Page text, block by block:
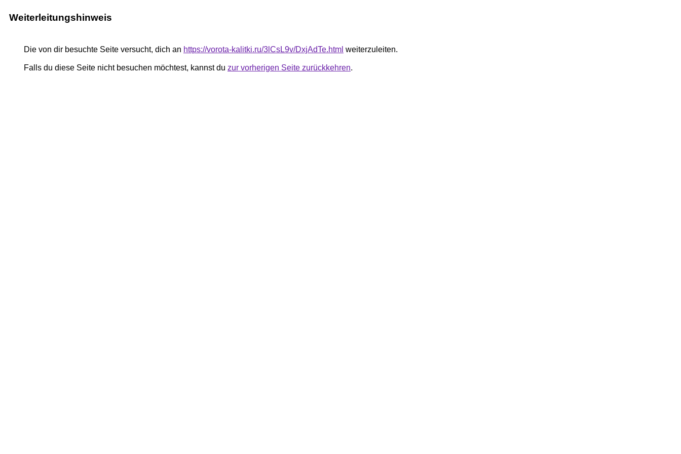
Weiterleitungshinweis
Die von dir besuchte Seite versucht, dich an https://vorota-kalitki.ru/3lCsL9v/DxjAdTe.html weiterzuleiten.
Falls du diese Seite nicht besuchen möchtest, kannst du zur vorherigen Seite zurückkehren.